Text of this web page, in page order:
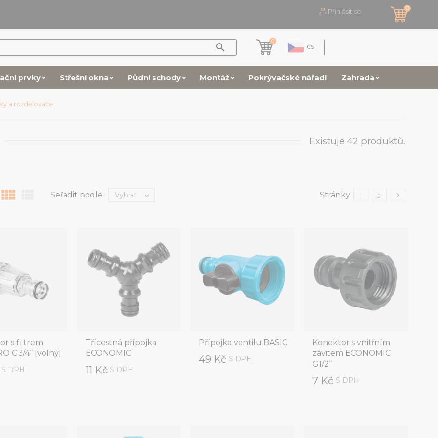
Přihlásit se 0

0
cs
prvky Střešní okna Půdní schody Montáž Pokrývačské nářadí Zahrada
a rozdělovače
Existuje 42 produktů.
 Seřadit podle Vybrat  Stránky 1 2 
s filtrem
G3/4“ [volný]
S DPH
Třícestná přípojka
ECONOMIC
11 Kč S DPH
Přípojka ventilu BASIC
49 Kč S DPH
Konektor s vnitřním
závitem ECONOMIC
G1/2“
7 Kč S DPH